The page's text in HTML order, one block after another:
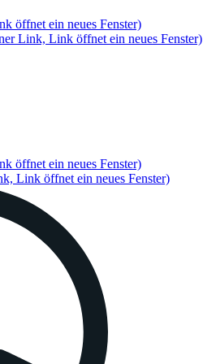
öffnet ein neues Fenster)
Link, Link öffnet ein neues Fenster)
öffnet ein neues Fenster)
Link öffnet ein neues Fenster)